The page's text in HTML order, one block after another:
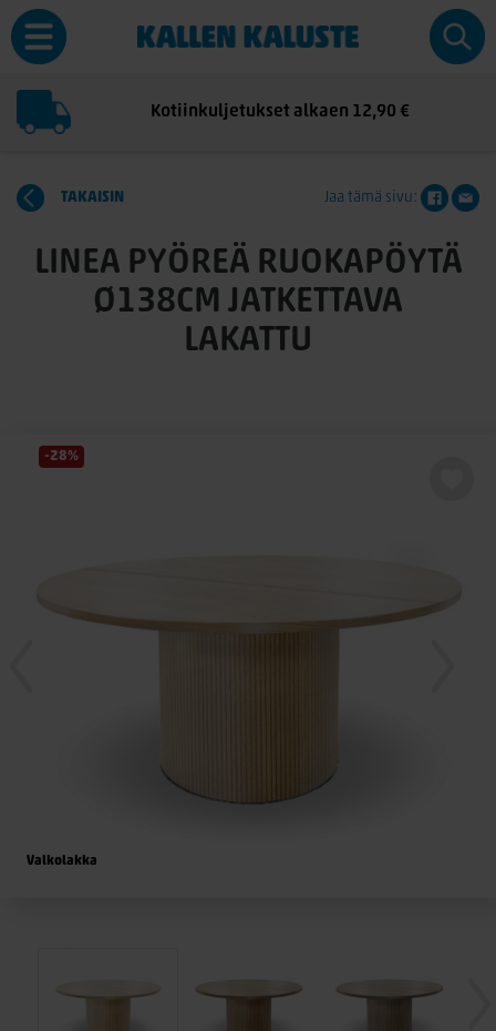
Kotiinkuljetukset alkaen 12,90 €
TAKAISIN Jaa tämä sivu:
LINEA PYÖREÄ RUOKAPÖYTÄ
Ø138CM JATKETTAVA
LAKATTU
-28%
Valkolakka